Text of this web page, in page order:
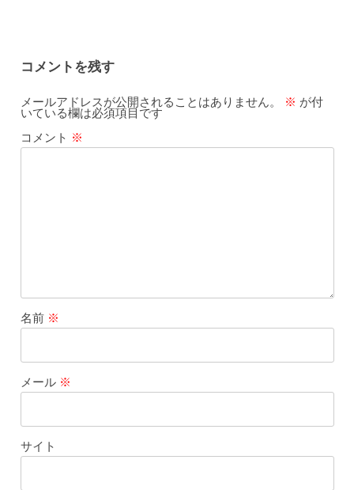
コメントを残す
メールアドレスが公開されることはありません。 ※ が付
いている欄は必須項目です
コメント ※
名前 ※
メール ※
サイト